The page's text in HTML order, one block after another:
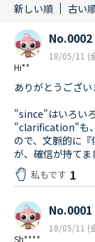
新しい順 古い
Hi**
No.0002
18/05/11 (
ありがとうござい
"since"はいろい
"clarification"も
ので、文脈的に
が、確信が持てま
私もです 1
Sh****
No.0001
18/05/11 (